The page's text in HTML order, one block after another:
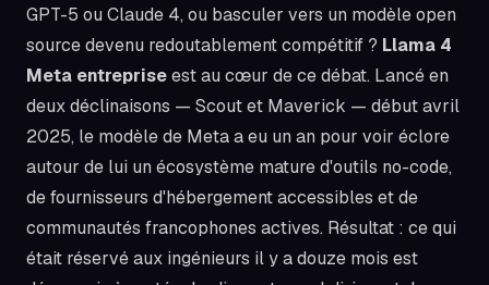
GPT-5 ou Claude 4, ou basculer vers un modèle open
source devenu redoutablement compétitif ? Llama 4
Meta entrepriseest au cœur de ce débat. Lancé en
deux déclinaisons — Scout et Maverick — début avril
2025, le modèle de Meta a eu un an pour voir éclore
autour de lui un écosystème mature d'outils no-code,
de fournisseurs d'hébergement accessibles et de
communautés francophones actives. Résultat : ce qui
était réservé aux ingénieurs il y a douze mois est